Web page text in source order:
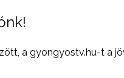
tartotta legutóbbi
a gyongyostv.hu-t a